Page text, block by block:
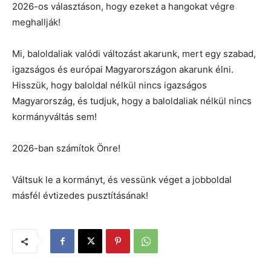
2026-os választáson, hogy ezeket a hangokat végre
meghallják!
Mi, baloldaliak valódi változást akarunk, mert egy szabad,
igazságos és európai Magyarországon akarunk élni.
Hisszük, hogy baloldal nélkül nincs igazságos
Magyarország, és tudjuk, hogy a baloldaliak nélkül nincs
kormányváltás sem!
2026-ban számítok Önre!
Váltsuk le a kormányt, és vessünk véget a jobboldal
másfél évtizedes pusztításának!